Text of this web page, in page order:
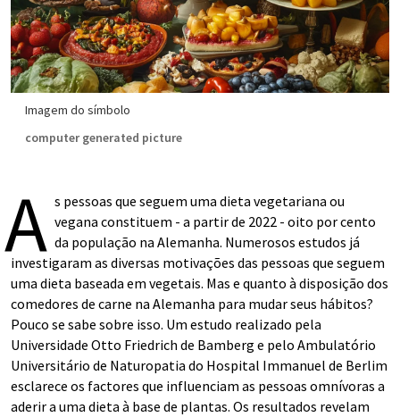
Imagem do símbolo
computer generated picture
A s pessoas que seguem uma dieta vegetariana ou
vegana constituem - a partir de 2022 - oito por cento
da população na Alemanha. Numerosos estudos já
investigaram as diversas motivações das pessoas que seguem
uma dieta baseada em vegetais. Mas e quanto à disposição dos
comedores de carne na Alemanha para mudar seus hábitos?
Pouco se sabe sobre isso. Um estudo realizado pela
Universidade Otto Friedrich de Bamberg e pelo Ambulatório
Universitário de Naturopatia do Hospital Immanuel de Berlim
esclarece os factores que influenciam as pessoas omnívoras a
aderir a uma dieta à base de plantas. Os resultados revelam